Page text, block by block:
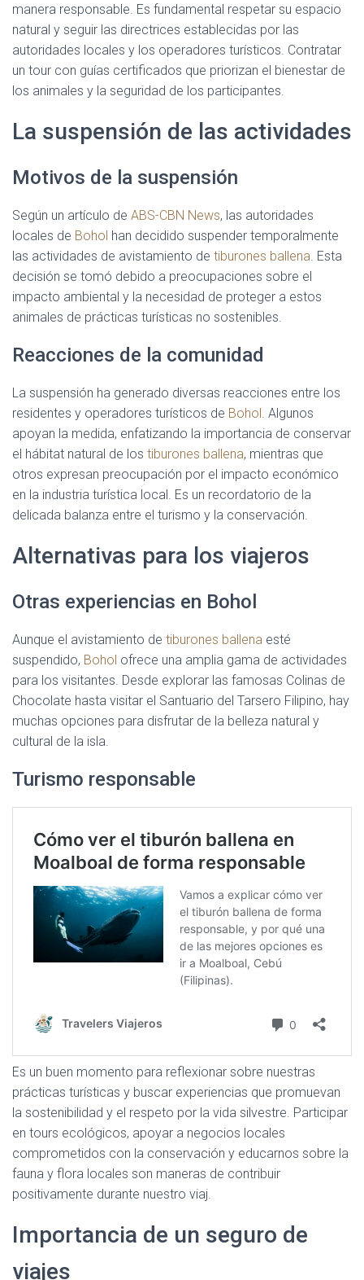
manera responsable. Es fundamental respetar su espacio
natural y seguir las directrices establecidas por las
autoridades locales y los operadores turísticos. Contratar
un tour con guías certificados que priorizan el bienestar de
los animales y la seguridad de los participantes.
La suspensión de las actividades
Motivos de la suspensión
Según un artículo de ABS-CBN News, las autoridades
locales de Bohol han decidido suspender temporalmente
las actividades de avistamiento de tiburones ballena. Esta
decisión se tomó debido a preocupaciones sobre el
impacto ambiental y la necesidad de proteger a estos
animales de prácticas turísticas no sostenibles.
Reacciones de la comunidad
La suspensión ha generado diversas reacciones entre los
residentes y operadores turísticos de Bohol. Algunos
apoyan la medida, enfatizando la importancia de conservar
el hábitat natural de los tiburones ballena, mientras que
otros expresan preocupación por el impacto económico
en la industria turística local. Es un recordatorio de la
delicada balanza entre el turismo y la conservación.
Alternativas para los viajeros
Otras experiencias en Bohol
Aunque el avistamiento de tiburones ballena esté
suspendido, Bohol ofrece una amplia gama de actividades
para los visitantes. Desde explorar las famosas Colinas de
Chocolate hasta visitar el Santuario del Tarsero Filipino, hay
muchas opciones para disfrutar de la belleza natural y
cultural de la isla.
Turismo responsable
Es un buen momento para reflexionar sobre nuestras
prácticas turísticas y buscar experiencias que promuevan
la sostenibilidad y el respeto por la vida silvestre. Participar
en tours ecológicos, apoyar a negocios locales
comprometidos con la conservación y educarnos sobre la
fauna y flora locales son maneras de contribuir
positivamente durante nuestro viaj.
Importancia de un seguro de
viajes